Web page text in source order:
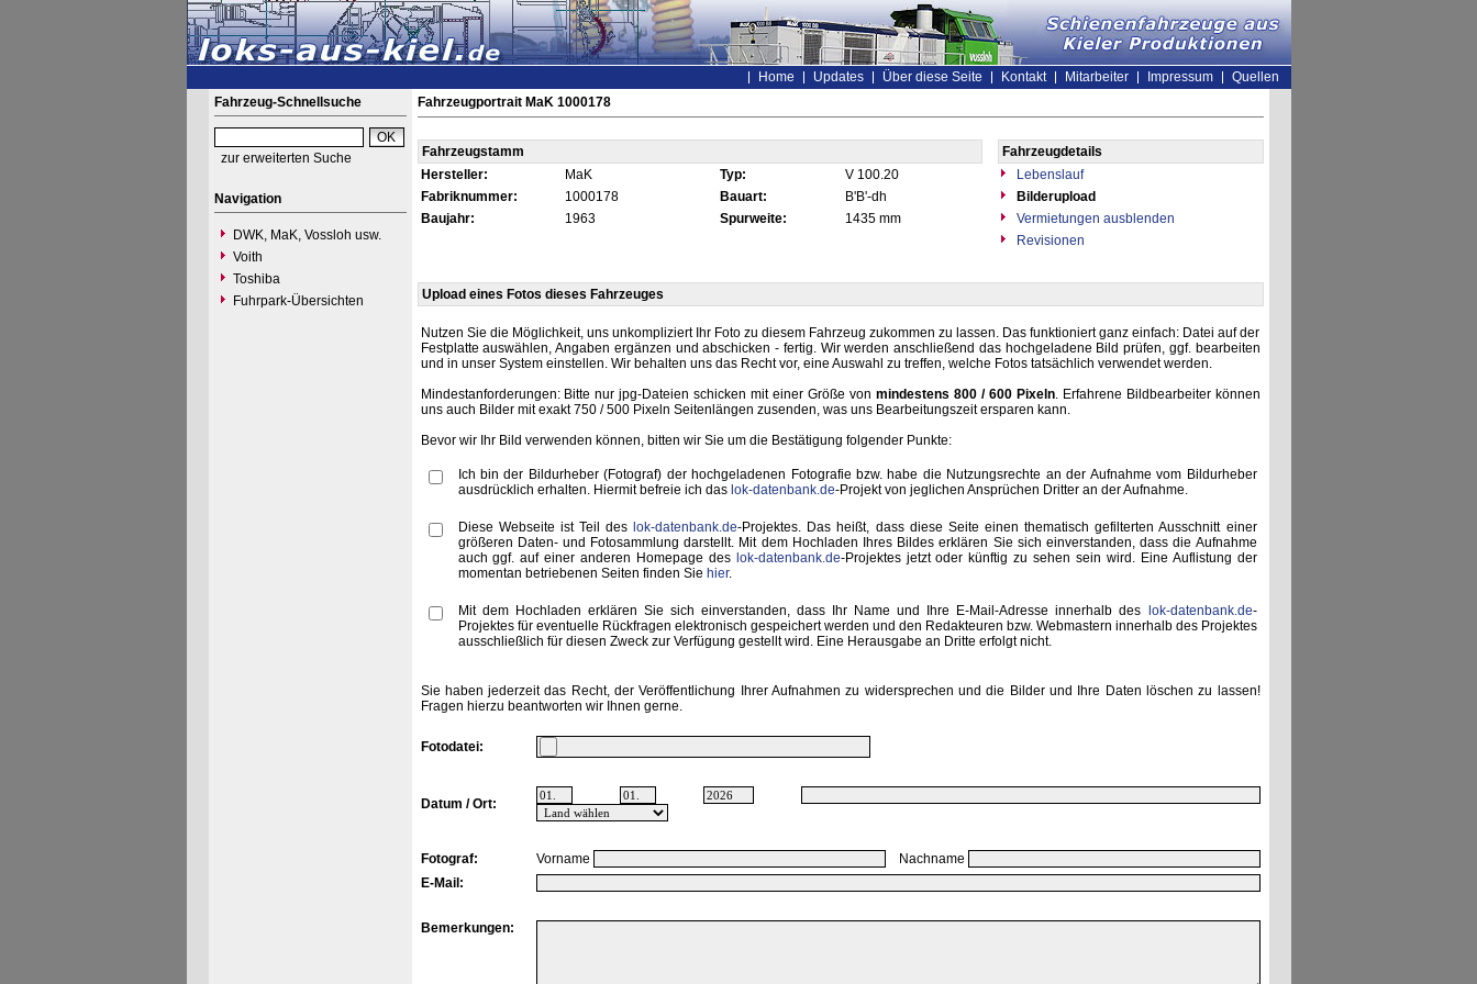
Home Updates Über diese Seite Kontakt Mitarbeiter Impressum
Quellen
Fahrzeug-Schnellsuche
zur erweiterten Suche
Navigation
DWK, MaK, Vossloh usw.
Voith
Toshiba
Fuhrpark-Übersichten
Fahrzeugportrait MaK 1000178
Fahrzeugstamm
Fahrzeugdetails
Hersteller:
MaK Typ: V 100.20
Lebenslauf
Fabriknummer:
1000178 Bauart: B'B'-dh
Bilderupload
Baujahr:
1963 Spurweite: 1435 mm
Vermietungen ausblenden
Revisionen
Upload eines Fotos dieses Fahrzeuges
Nutzen Sie die Möglichkeit, uns unkompliziert Ihr Foto zu diesem Fahrzeug zukommen zu lassen. Das funktioniert ganz einfach: Datei auf der
Festplatte auswählen, Angaben ergänzen und abschicken - fertig. Wir werden anschließend das hochgeladene Bild prüfen, ggf. bearbeiten
und in unser System einstellen. Wir behalten uns das Recht vor, eine Auswahl zu treffen, welche Fotos tatsächlich verwendet werden.
Mindestanforderungen: Bitte nur jpg-Dateien schicken mit einer Größe von mindestens 800 / 600 Pixeln. Erfahrene Bildbearbeiter können
uns auch Bilder mit exakt 750 / 500 Pixeln Seitenlängen zusenden, was uns Bearbeitungszeit ersparen kann.
Bevor wir Ihr Bild verwenden können, bitten wir Sie um die Bestätigung folgender Punkte:
Ich bin der Bildurheber (Fotograf) der hochgeladenen Fotografie bzw. habe die Nutzungsrechte an der Aufnahme vom Bildurheber
ausdrücklich erhalten. Hiermit befreie ich das lok-datenbank.de-Projekt von jeglichen Ansprüchen Dritter an der Aufnahme.
Diese Webseite ist Teil des lok-datenbank.de-Projektes. Das heißt, dass diese Seite einen thematisch gefilterten Ausschnitt einer
größeren Daten- und Fotosammlung darstellt. Mit dem Hochladen Ihres Bildes erklären Sie sich einverstanden, dass die Aufnahme
auch ggf. auf einer anderen Homepage des lok-datenbank.de-Projektes jetzt oder künftig zu sehen sein wird. Eine Auflistung der
momentan betriebenen Seiten finden Sie hier.
Mit dem Hochladen erklären Sie sich einverstanden, dass Ihr Name und Ihre E-Mail-Adresse innerhalb des lok-datenbank.de-
Projektes für eventuelle Rückfragen elektronisch gespeichert werden und den Redakteuren bzw. Webmastern innerhalb des Projektes
ausschließlich für diesen Zweck zur Verfügung gestellt wird. Eine Herausgabe an Dritte erfolgt nicht.
Sie haben jederzeit das Recht, der Veröffentlichung Ihrer Aufnahmen zu widersprechen und die Bilder und Ihre Daten löschen zu lassen!
Fragen hierzu beantworten wir Ihnen gerne.
Fotodatei:
Datum / Ort:
Fotograf: Vorname
Nachname
E-Mail:
Bemerkungen: